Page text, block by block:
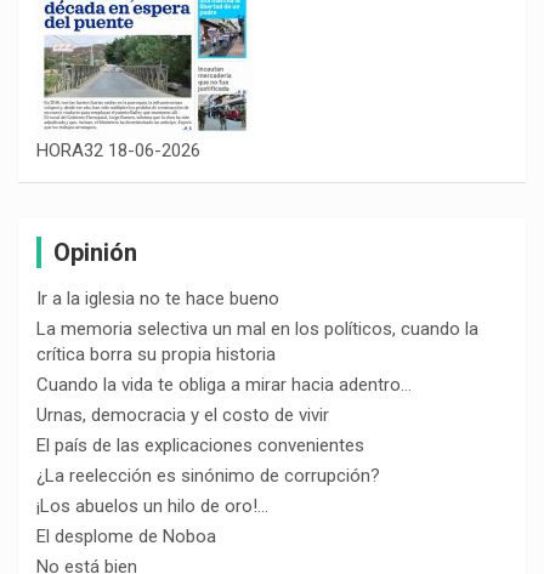
HORA32 18-06-2026
Opinión
Ir a la iglesia no te hace bueno
La memoria selectiva un mal en los políticos, cuando la
crítica borra su propia historia
Cuando la vida te obliga a mirar hacia adentro…
Urnas, democracia y el costo de vivir
El país de las explicaciones convenientes
¿La reelección es sinónimo de corrupción?
¡Los abuelos un hilo de oro!…
El desplome de Noboa
No está bien